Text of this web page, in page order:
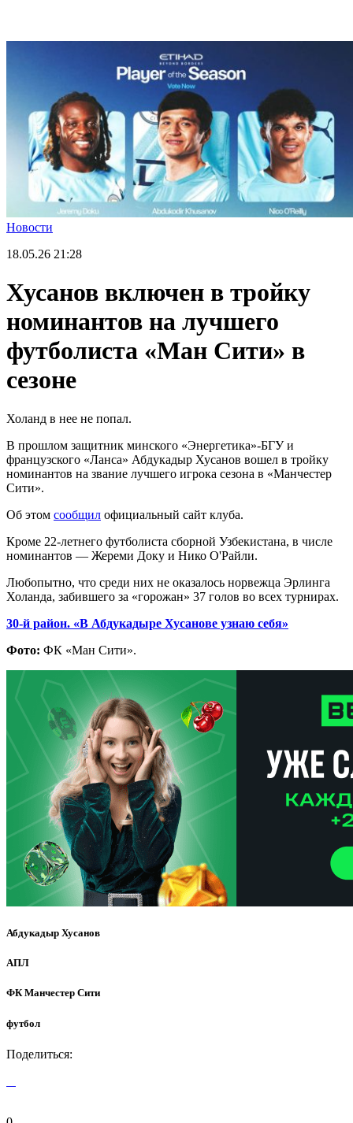
Новости
18.05.26 21:28
Хусанов включен в тройку
номинантов на лучшего
футболиста «Ман Сити» в
сезоне
Холанд в нее не попал.
В прошлом защитник минского «Энергетика»-БГУ и
французского «Ланса» Абдукадыр Хусанов вошел в тройку
номинантов на звание лучшего игрока сезона в «Манчестер
Сити».
Об этом сообщил официальный сайт клуба.
Кроме 22-летнего футболиста сборной Узбекистана, в числе
номинантов — Жереми Доку и Нико О'Райли.
Любопытно, что среди них не оказалось норвежца Эрлинга
Холанда, забившего за «горожан» 37 голов во всех турнирах.
30-й район. «В Абдукадыре Хусанове узнаю себя»
Фото: ФК «Ман Сити».
Абдукадыр Хусанов
АПЛ
ФК Манчестер Сити
футбол
Поделиться: